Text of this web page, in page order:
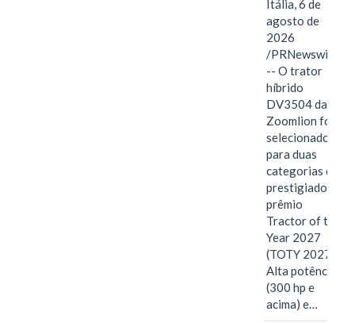
Itália, 6 de
agosto de
2026
/PRNewswire/
-- O trator
híbrido
DV3504 da
Zoomlion foi
selecionado
para duas
categorias do
prestigiado
prêmio
Tractor of the
Year 2027
(TOTY 2027:
Alta potência
(300 hp e
acima) e…